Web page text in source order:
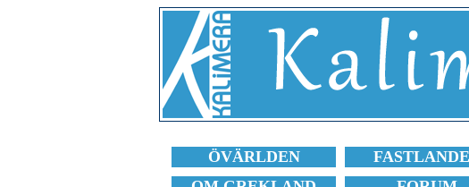
ÖVÄRLDEN